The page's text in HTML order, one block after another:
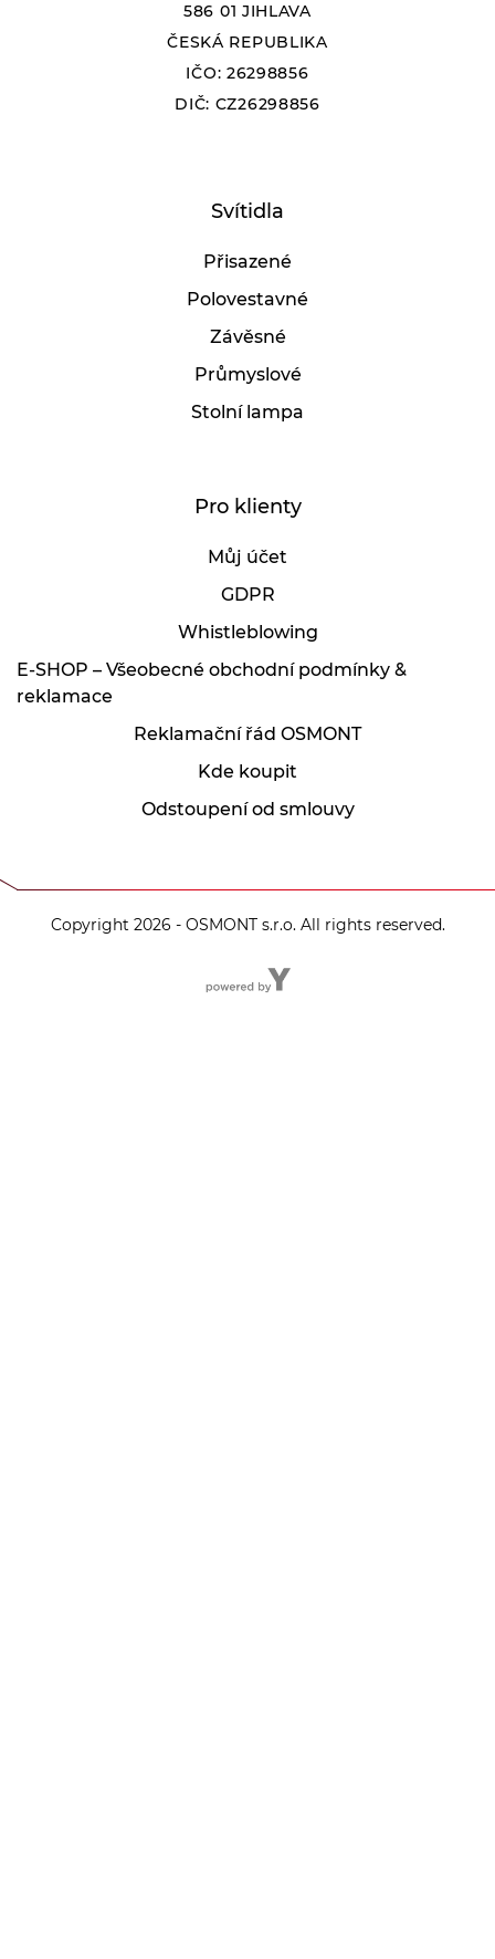
586 01 JIHLAVA
ČESKÁ REPUBLIKA
IČO: 26298856
DIČ: CZ26298856
Svítidla
Přisazené
Polovestavné
Závěsné
Průmyslové
Stolní lampa
Pro klienty
Můj účet
GDPR
Whistleblowing
E-SHOP – Všeobecné obchodní podmínky &
reklamace
Reklamační řád OSMONT
Kde koupit
Odstoupení od smlouvy
Copyright 2026 - OSMONT s.r.o. All rights reserved.